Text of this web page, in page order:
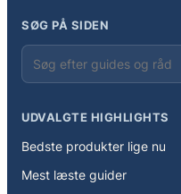
SØG PÅ SIDEN
UDVALGTE HIGHLIGHTS
Bedste produkter lige nu
Mest læste guider